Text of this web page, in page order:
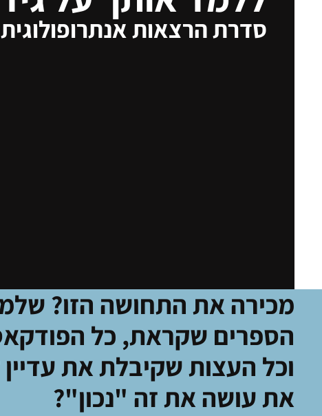
סדרת הרצאות אנתרופולוגית
מכירה את התחושה הזו?
הספרים שקראת, כל
וכל העצות שקיבלת את
את עושה את זה "נכון"?